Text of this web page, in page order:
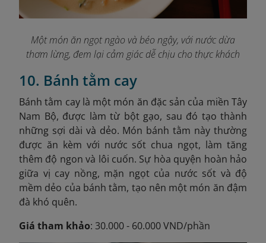
Một món ăn ngọt ngào và béo ngậy, với nước dừa
thơm lừng, đem lại cảm giác dễ chịu cho thực khách
10. Bánh tằm cay
Bánh tằm cay là một món ăn đặc sản của miền Tây
Nam Bộ, được làm từ bột gạo, sau đó tạo thành
những sợi dài và dẻo. Món bánh tằm này thường
được ăn kèm với nước sốt chua ngọt, làm tăng
thêm độ ngon và lôi cuốn. Sự hòa quyện hoàn hảo
giữa vị cay nồng, mặn ngọt của nước sốt và độ
mềm dẻo của bánh tằm, tạo nên một món ăn đậm
đà khó quên.
Giá tham khảo: 30.000 - 60.000 VND/phần